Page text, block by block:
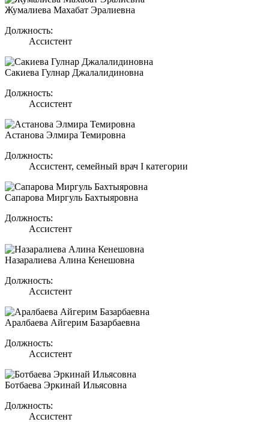
Жумалиева Махабат Эралиевна
Должность:
Ассистент
Сакиева Гулнар Джалалидиновна
Должность:
Ассистент
Астанова Элмира Темировна
Должность:
Ассистент, семейный врач I категории
Сапарова Миргуль Бахтыяровна
Должность:
Ассистент
Назаралиева Алина Кенешовна
Должность:
Ассистент
Аралбаева Айгерим Базарбаевна
Должность:
Ассистент
Ботбаева Эркинай Ильясовна
Должность:
Ассистент